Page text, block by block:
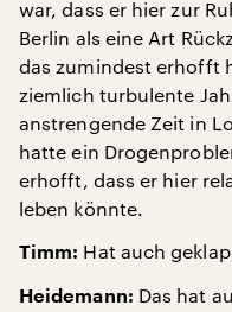
war, dass er hier zur
Berlin als eine Art
das zumindest erhofft
ziemlich turbulente
anstrengende Zeit in
hatte ein
erhofft, dass er hier
leben könnte.
Timm: Hat auch
Heidemann: Das hat